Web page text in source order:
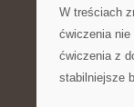
W treściach
ćwiczenia nie
ćwiczenia z
stabilniejsze